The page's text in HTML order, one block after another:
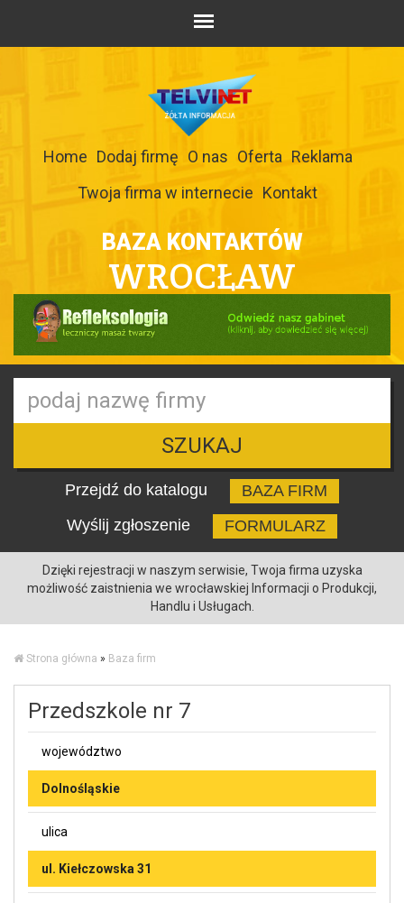
Home Dodaj firmę O nas Oferta Reklama
Twoja firma w internecie Kontakt
BAZA KONTAKTÓW
WROCŁAW
SZUKAJ
Przejdź do katalogu
BAZA FIRM
Wyślij zgłoszenie
FORMULARZ
Dzięki rejestracji w naszym serwisie, Twoja firma uzyska
możliwość zaistnienia we wrocławskiej Informacji o Produkcji,
Handlu i Usługach.
Strona główna » Baza firm
Przedszkole nr 7
województwo
Dolnośląskie
ulica
ul. Kiełczowska 31